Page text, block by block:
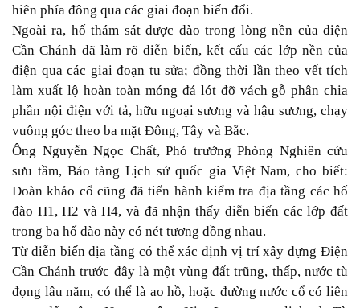
hiên phía đông qua các giai đoạn biến đổi.
Ngoài ra, hố thám sát được đào trong lòng nền của điện
Cần Chánh đã làm rõ diễn biến, kết cấu các lớp nền của
điện qua các giai đoạn tu sửa; đồng thời lần theo vết tích
làm xuất lộ hoàn toàn móng đá lót đỡ vách gỗ phân chia
phần nội điện với tả, hữu ngoại sương và hậu sương, chạy
vuông góc theo ba mặt Đông, Tây và Bắc.
Ông Nguyễn Ngọc Chất, Phó trưởng Phòng Nghiên cứu
sưu tầm, Bảo tàng Lịch sử quốc gia Việt Nam, cho biết:
Đoàn khảo cổ cũng đã tiến hành kiểm tra địa tầng các hố
đào H1, H2 và H4, và đã nhận thấy diễn biến các lớp đất
trong ba hố đào này có nét tương đồng nhau.
Từ diễn biến địa tầng có thể xác định vị trí xây dựng Điện
Cần Chánh trước đây là một vùng đất trũng, thấp, nước tù
đọng lâu năm, có thể là ao hồ, hoặc đường nước cổ có liên